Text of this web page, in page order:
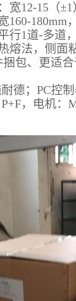
12-15（±1
180mm
行1道-多道
法，侧面
包、更适
；PC控制
，电机：